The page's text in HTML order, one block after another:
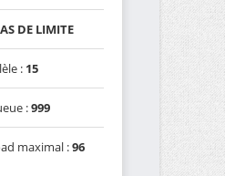
DE LIMITE
: 15
:999
maximal :96